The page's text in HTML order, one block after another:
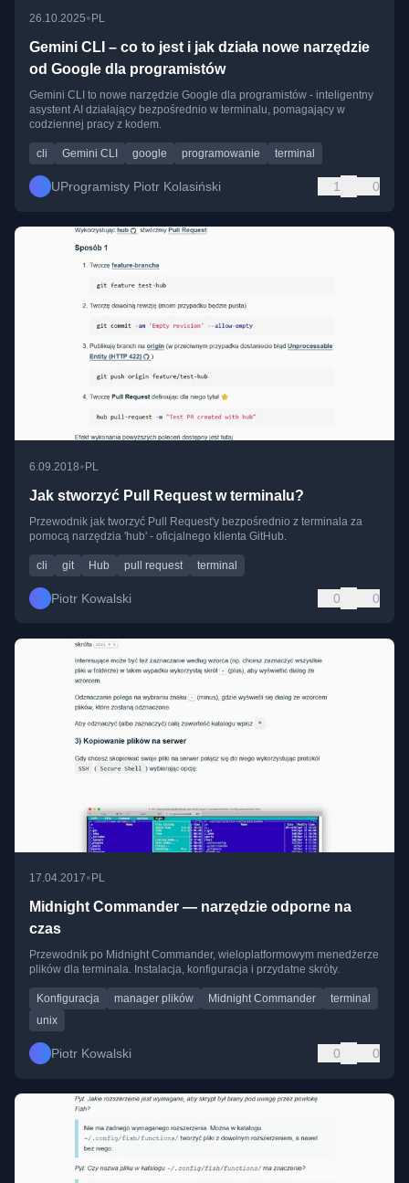
26.10.2025• PL
Gemini CLI – co to jest i jak działa nowe narzędzie
od Google dla programistów
Gemini CLI to nowe narzędzie Google dla programistów - inteligentny
asystent AI działający bezpośrednio w terminalu, pomagający w
codziennej pracy z kodem.
cli Gemini CLI google programowanie terminal
UProgramisty Piotr Kolasiński 1 0
6.09.2018•PL
Jak stworzyć Pull Request w terminalu?
Przewodnik jak tworzyć Pull Request'y bezpośrednio z terminala za
pomocą narzędzia 'hub' - oficjalnego klienta GitHub.
cli git Hub pull request terminal
Piotr Kowalski 0 0
17.04.2017• PL
Midnight Commander — narzędzie odporne na
czas
Przewodnik po Midnight Commander, wieloplatformowym menedżerze
plików dla terminala. Instalacja, konfiguracja i przydatne skróty.
Konfiguracja manager plików Midnight Commander
terminal
unix
Piotr Kowalski 0 0